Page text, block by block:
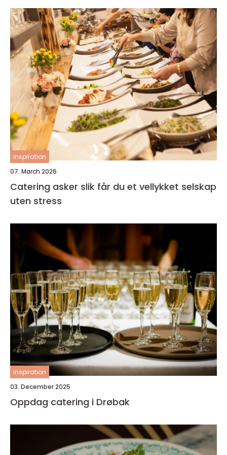
inspiration
07. March 2026
Catering asker slik får du et vellykket selskap
uten stress
inspiration
03. December 2025
Oppdag catering i Drøbak